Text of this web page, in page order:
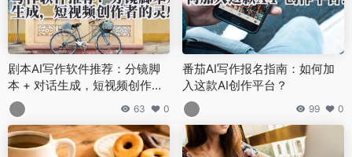
剧本AI写作软件推荐：分镜脚
本 + 对话生成，短视频创作者
的灵感库！
63 0
番茄AI写作报名指南：如何加
入这款AI创作平台？
99 0